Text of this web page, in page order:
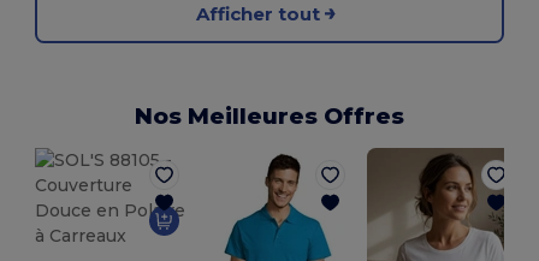
Afficher tout
Nos Meilleures Offres